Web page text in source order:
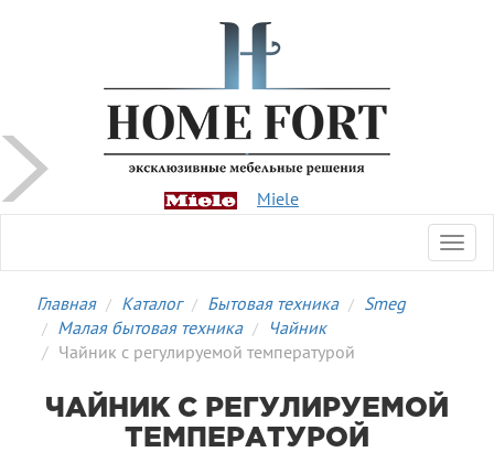
Miele
Главная Каталог Бытовая техника
Smeg
Малая бытовая техника
Чайник
Чайник с регулируемой температурой
ЧАЙНИК С РЕГУЛИРУЕМОЙ
ТЕМПЕРАТУРОЙ